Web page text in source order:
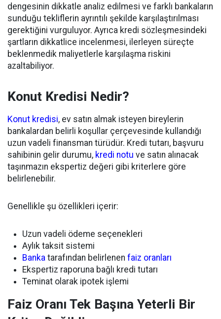
dengesinin dikkatle analiz edilmesi ve farklı bankaların
sunduğu tekliflerin ayrıntılı şekilde karşılaştırılması
gerektiğini vurguluyor. Ayrıca kredi sözleşmesindeki
şartların dikkatlice incelenmesi, ilerleyen süreçte
beklenmedik maliyetlerle karşılaşma riskini
azaltabiliyor.
Konut Kredisi Nedir?
Konut kredisi, ev satın almak isteyen bireylerin
bankalardan belirli koşullar çerçevesinde kullandığı
uzun vadeli finansman türüdür. Kredi tutarı, başvuru
sahibinin gelir durumu, kredi notu ve satın alınacak
taşınmazın ekspertiz değeri gibi kriterlere göre
belirlenebilir.
Genellikle şu özellikleri içerir:
Uzun vadeli ödeme seçenekleri
Aylık taksit sistemi
Banka tarafından belirlenen faiz oranları
Ekspertiz raporuna bağlı kredi tutarı
Teminat olarak ipotek işlemi
Faiz Oranı Tek Başına Yeterli Bir